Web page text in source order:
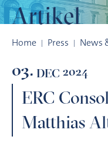
Artikel
Home Press News
03. DEC 2024
ERC
Matthias